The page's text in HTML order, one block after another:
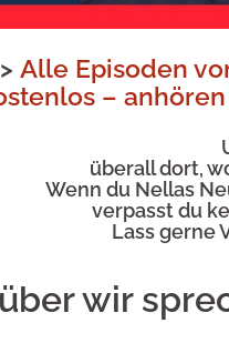
Alle Episoden
–
überall dort,
Wenn du Nellas
verpasst du
Lass gerne
wir